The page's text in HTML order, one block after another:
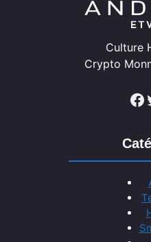
Culture
Crypto
Facebook Twitter